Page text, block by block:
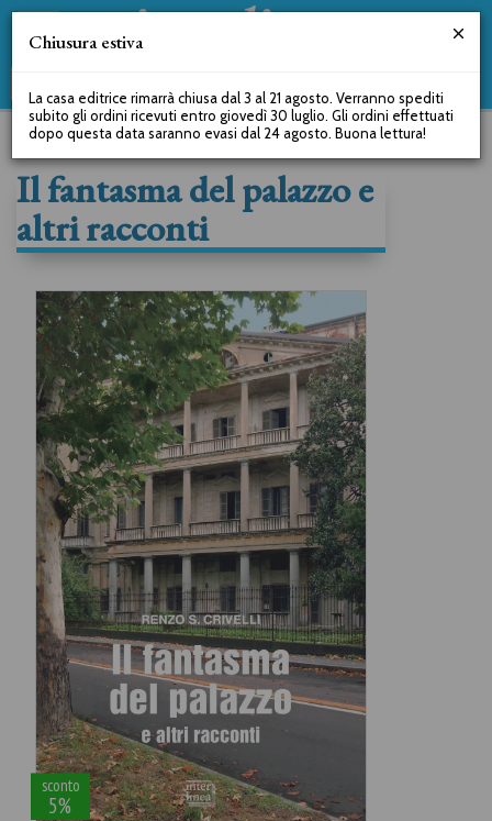
Il fantasma del palazzo e
altri racconti
sconto
5%
Chiusura estiva
La casa editrice rimarrà chiusa dal 3 al 21 agosto. Verranno spediti
subito gli ordini ricevuti entro giovedì 30 luglio. Gli ordini effettuati
dopo questa data saranno evasi dal 24 agosto. Buona lettura!